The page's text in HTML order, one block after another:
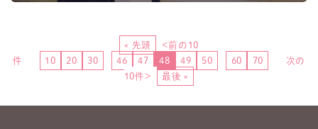
« 先頭
<前の10
件
10 20 30 46 47 48 49 50 60 70
次の
10件>
最後 »